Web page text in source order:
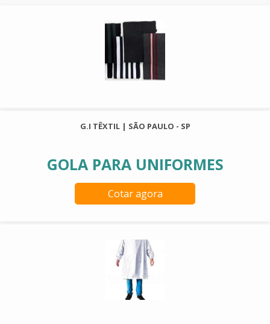
G.I TÊXTIL | SÃO PAULO - SP
GOLA PARA UNIFORMES
Cotar agora